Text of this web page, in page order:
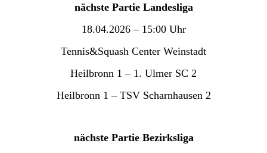
nächste Partie Landesliga
18.04.2026 – 15:00 Uhr
Tennis&Squash Center Weinstadt
Heilbronn 1 – 1. Ulmer SC 2
Heilbronn 1 – TSV Scharnhausen 2
nächste Partie Bezirksliga